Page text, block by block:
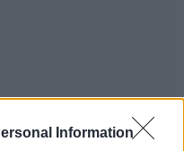
Information